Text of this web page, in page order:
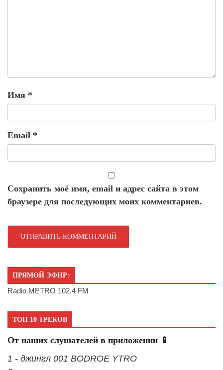
Имя *
Email *
Сохранить моё имя, email и адрес сайта в этом
браузере для последующих моих комментариев.
ПРЯМОЙ ЭФИР:
Radio METRO 102.4 FM
ТОП 10 ТРЕКОВ
От наших слушателей в приложении 📱
1 - джингл 001 BODROE YTRO